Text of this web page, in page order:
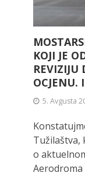
KOJI JE
REVIZIJU
OCJENU.
5. Avgusta
Tužilaštva,
o
Aerodroma